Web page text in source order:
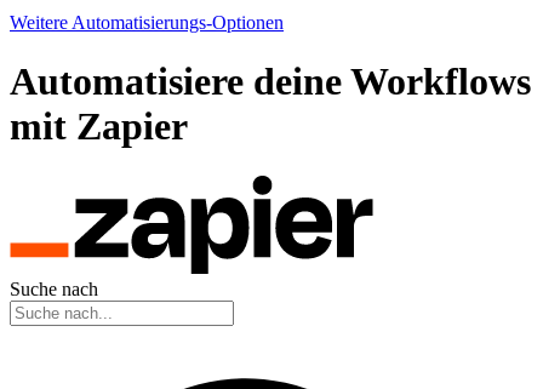
Weitere Automatisierungs-Optionen
Automatisiere deine Workflows
mit Zapier
Suche nach